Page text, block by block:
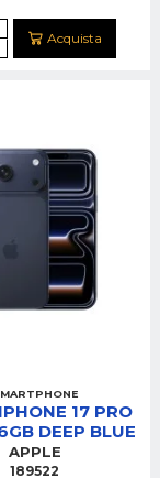
Acquista
17 PRO
DEEP BLUE
APPLE
189522